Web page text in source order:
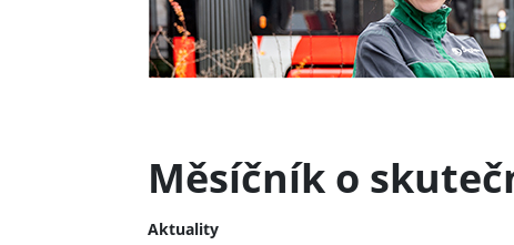
Měsíčník o
Aktuality